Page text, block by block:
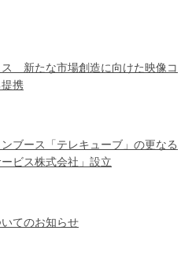
新たな市場創造に向けた映像コ
携
ブース「テレキューブ」の更なる
ビス株式会社」設立
てのお知らせ